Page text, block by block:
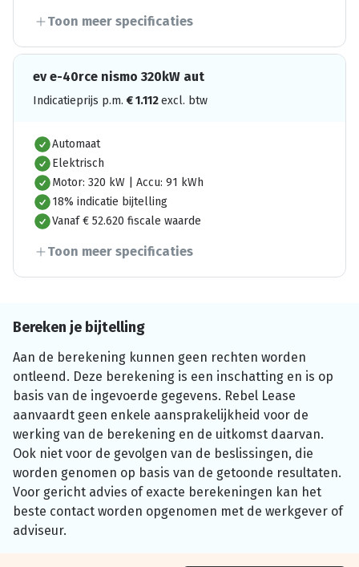
Toon meer specificaties
ev e-40rce nismo 320kW aut
Indicatieprijs p.m. €1.112excl. btw
Automaat
Elektrisch
Motor: 320 kW | Accu: 91 kWh
18% indicatie bijtelling
Vanaf € 52.620 fiscale waarde
Toon meer specificaties
Bereken je bijtelling
Aan de berekening kunnen geen rechten worden
ontleend. Deze berekening is een inschatting en is op
basis van de ingevoerde gegevens. Rebel Lease
aanvaardt geen enkele aansprakelijkheid voor de
werking van de berekening en de uitkomst daarvan.
Ook niet voor de gevolgen van de beslissingen, die
worden genomen op basis van de getoonde resultaten.
Voor gericht advies of exacte berekeningen kan het
beste contact worden opgenomen met de werkgever of
adviseur.